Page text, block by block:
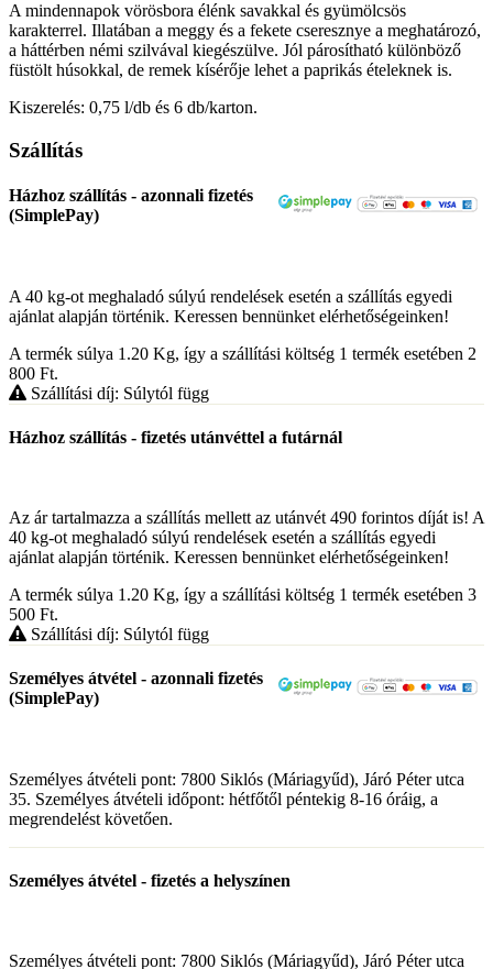
A mindennapok vörösbora élénk savakkal és gyümölcsös
karakterrel. Illatában a meggy és a fekete cseresznye a meghatározó,
a háttérben némi szilvával kiegészülve. Jól párosítható különböző
füstölt húsokkal, de remek kísérője lehet a paprikás ételeknek is.
Kiszerelés: 0,75 l/db és 6 db/karton.
Szállítás
Házhoz szállítás - azonnali fizetés
(SimplePay)
A 40 kg-ot meghaladó súlyú rendelések esetén a szállítás egyedi
ajánlat alapján történik. Keressen bennünket elérhetőségeinken!
A termék súlya 1.20 Kg, így a szállítási költség 1 termék esetében 2
800 Ft.
Szállítási díj: Súlytól függ
Házhoz szállítás - fizetés utánvéttel a futárnál
Az ár tartalmazza a szállítás mellett az utánvét 490 forintos díját is! A
40 kg-ot meghaladó súlyú rendelések esetén a szállítás egyedi
ajánlat alapján történik. Keressen bennünket elérhetőségeinken!
A termék súlya 1.20 Kg, így a szállítási költség 1 termék esetében 3
500 Ft.
Szállítási díj: Súlytól függ
Személyes átvétel - azonnali fizetés
(SimplePay)
Személyes átvételi pont: 7800 Siklós (Máriagyűd), Járó Péter utca
35. Személyes átvételi időpont: hétfőtől péntekig 8-16 óráig, a
megrendelést követően.
Személyes átvétel - fizetés a helyszínen
Személyes átvételi pont: 7800 Siklós (Máriagyűd), Járó Péter utca